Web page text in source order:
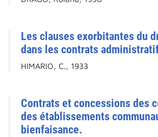
Les clauses exorbitantes du
dans les contrats
HIMARIO, C., 1933
Contrats et concessions des
des établissements
bienfaisance.